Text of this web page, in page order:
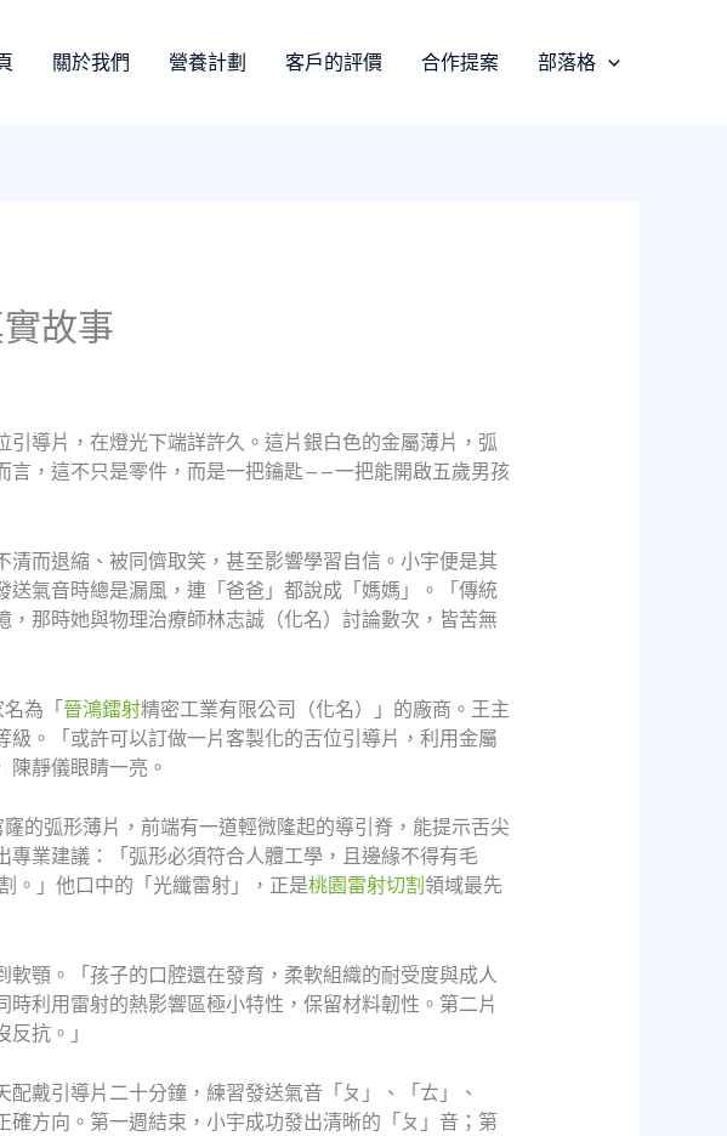
關於我們 營養計劃 客戶的評價 合作提案 部落格
故事
導片，在燈光下端詳許久。這片銀白色的金屬薄片，弧
言，這不只是零件，而是一把鑰匙——一把能開啟五歲男孩
而退縮、被同儕取笑，甚至影響學習自信。小宇便是其
氣音時總是漏風，連「爸爸」都說成「媽媽」。「傳統
那時她與物理治療師林志誠（化名）討論數次，皆苦無
為「晉鴻鐳射精密工業有限公司（化名）」的廠商。王主
。「或許可以訂做一片客製化的舌位引導片，利用金屬
靜儀眼睛一亮。
的弧形薄片，前端有一道輕微隆起的導引脊，能提示舌尖
業建議：「弧形必須符合人體工學，且邊緣不得有毛
。」他口中的「光纖雷射」，正是桃園雷射切割 領域最先
顎。「孩子的口腔還在發育，柔軟組織的耐受度與成人
利用雷射的熱影響區極小特性，保留材料韌性。第二片
抗。」
戴引導片二十分鐘，練習發送氣音「ㄆ」、「ㄊ」、
確方向。第一週結束，小宇成功發出清晰的「ㄆ」音；第